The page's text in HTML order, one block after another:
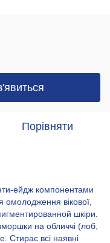
Порівняти
ейдж компонентами
вікової,
шкіри.
на обличчі (лоб,
Стирає всі наявні